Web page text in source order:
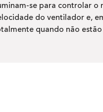
se para controlar o
do ventilador e,
quando não estão